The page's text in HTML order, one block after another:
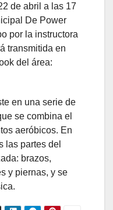
de abril a las 17
De Power
por la instructora
transmitida en
del área:
en una serie de
se combina el
aeróbicos. En
las partes del
brazos,
y piernas, y se